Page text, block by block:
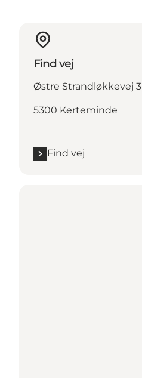
Find vej
Østre Strandløkkevej 3
5300 Kerteminde
Find vej